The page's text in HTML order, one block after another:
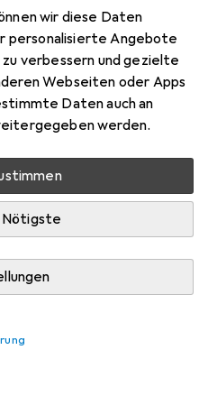
wir diese Daten
personalisierte Angebote
verbessern und gezielte
Webseiten oder Apps
Daten auch an
werden.
Nötigste